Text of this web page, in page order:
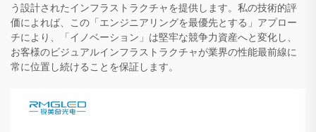
う設計されたインフラストラクチャを提供します。私の技術的評
価によれば、この「エンジニアリングを最優先とする」アプロー
チにより、「イノベーション」は堅牢な競争力資産へと変化し、
お客様のビジュアルインフラストラクチャが業界の性能最前線に
常に位置し続けることを保証します。